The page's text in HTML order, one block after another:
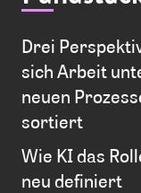
Drei
sich Arbeit
neuen
sortiert
Wie KI das
neu definiert